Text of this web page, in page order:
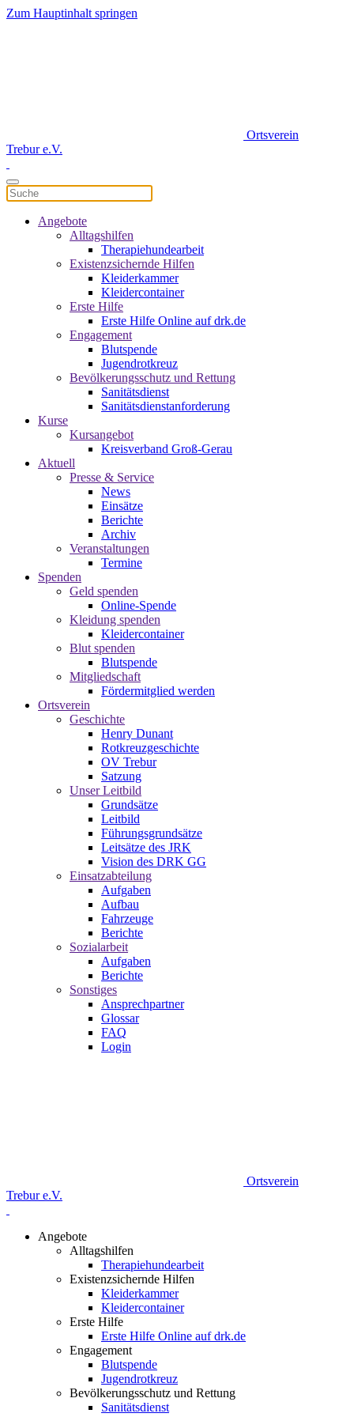
Zum Hauptinhalt springen
Ortsverein
Trebur e.V.
Angebote
Alltagshilfen
Therapiehundearbeit
Existenzsichernde Hilfen
Kleiderkammer
Kleidercontainer
Erste Hilfe
Erste Hilfe Online auf drk.de
Engagement
Blutspende
Jugendrotkreuz
Bevölkerungsschutz und Rettung
Sanitätsdienst
Sanitätsdienstanforderung
Kurse
Kursangebot
Kreisverband Groß-Gerau
Aktuell
Presse & Service
News
Einsätze
Berichte
Archiv
Veranstaltungen
Termine
Spenden
Geld spenden
Online-Spende
Kleidung spenden
Kleidercontainer
Blut spenden
Blutspende
Mitgliedschaft
Fördermitglied werden
Ortsverein
Geschichte
Henry Dunant
Rotkreuzgeschichte
OV Trebur
Satzung
Unser Leitbild
Grundsätze
Leitbild
Führungsgrundsätze
Leitsätze des JRK
Vision des DRK GG
Einsatzabteilung
Aufgaben
Aufbau
Fahrzeuge
Berichte
Sozialarbeit
Aufgaben
Berichte
Sonstiges
Ansprechpartner
Glossar
FAQ
Login
Ortsverein
Trebur e.V.
Angebote
Alltagshilfen
Therapiehundearbeit
Existenzsichernde Hilfen
Kleiderkammer
Kleidercontainer
Erste Hilfe
Erste Hilfe Online auf drk.de
Engagement
Blutspende
Jugendrotkreuz
Bevölkerungsschutz und Rettung
Sanitätsdienst